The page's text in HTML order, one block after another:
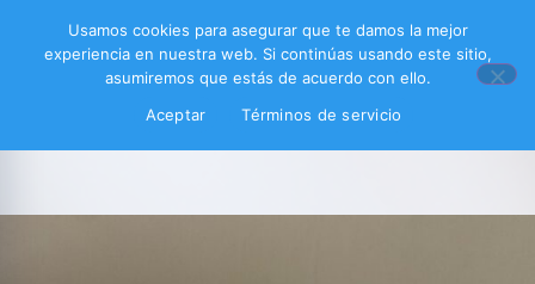
Usamos cookies para asegurar que te damos la mejor
experiencia en nuestra web. Si continúas usando este sitio,
asumiremos que estás de acuerdo con ello.
Aceptar
Términos de servicio